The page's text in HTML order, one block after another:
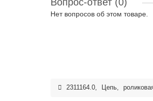
Нет вопросов об этом товаре.
2311164.0, Цепь,